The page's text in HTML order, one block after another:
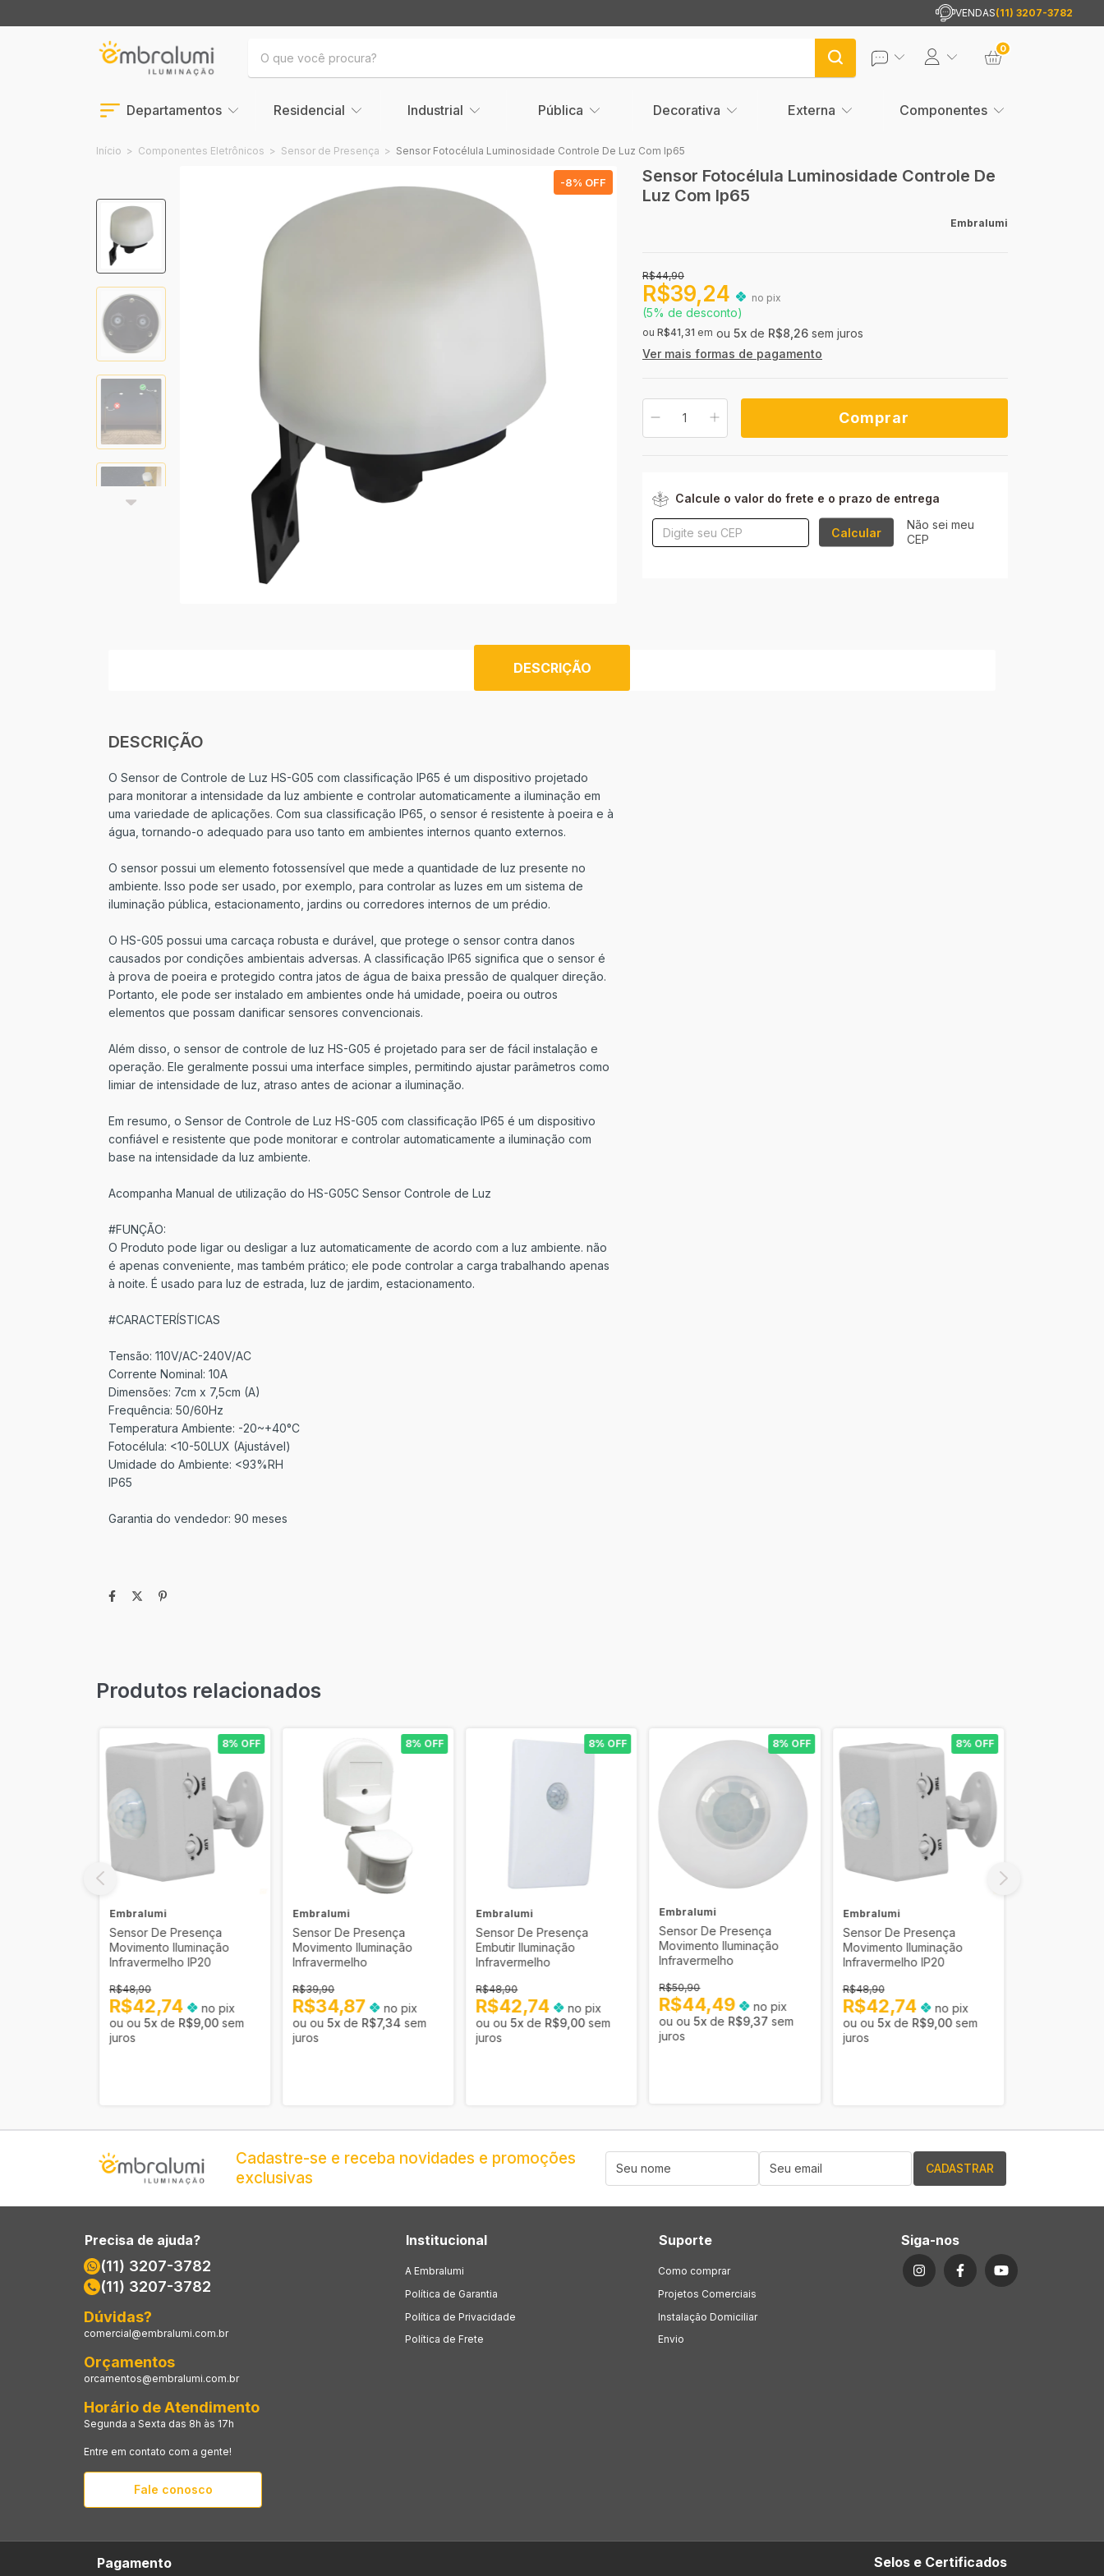
VENDAS(11) 3207-3782
0
Departamentos Residencial Industrial Pública Decorativa Externa Componentes
Início > Componentes Eletrônicos > Sensor de Presença > Sensor Fotocélula Luminosidade Controle De Luz Com Ip65
-8% OFF
Sensor Fotocélula Luminosidade Controle De
Luz Com Ip65
Embralumi
R$44,90
R$39,24 no pix
(5% de desconto)
ou R$41,31 em 5x de R$8,26 sem juros
Ver mais formas de pagamento
Calcule o valor do frete e o prazo de entrega
Calcular
Não sei meu
CEP
DESCRIÇÃO
DESCRIÇÃO
O Sensor de Controle de Luz HS-G05 com classificação IP65 é um dispositivo projetado
para monitorar a intensidade da luz ambiente e controlar automaticamente a iluminação em
uma variedade de aplicações. Com sua classificação IP65, o sensor é resistente à poeira e à
água, tornando-o adequado para uso tanto em ambientes internos quanto externos.
O sensor possui um elemento fotossensível que mede a quantidade de luz presente no
ambiente. Isso pode ser usado, por exemplo, para controlar as luzes em um sistema de
iluminação pública, estacionamento, jardins ou corredores internos de um prédio.
O HS-G05 possui uma carcaça robusta e durável, que protege o sensor contra danos
causados por condições ambientais adversas. A classificação IP65 significa que o sensor é
à prova de poeira e protegido contra jatos de água de baixa pressão de qualquer direção.
Portanto, ele pode ser instalado em ambientes onde há umidade, poeira ou outros
elementos que possam danificar sensores convencionais.
Além disso, o sensor de controle de luz HS-G05 é projetado para ser de fácil instalação e
operação. Ele geralmente possui uma interface simples, permitindo ajustar parâmetros como
limiar de intensidade de luz, atraso antes de acionar a iluminação.
Em resumo, o Sensor de Controle de Luz HS-G05 com classificação IP65 é um dispositivo
confiável e resistente que pode monitorar e controlar automaticamente a iluminação com
base na intensidade da luz ambiente.
Acompanha Manual de utilização do HS-G05C Sensor Controle de Luz
#FUNÇÃO:
O Produto pode ligar ou desligar a luz automaticamente de acordo com a luz ambiente. não
é apenas conveniente, mas também prático; ele pode controlar a carga trabalhando apenas
à noite. É usado para luz de estrada, luz de jardim, estacionamento.
#CARACTERÍSTICAS
Tensão: 110V/AC-240V/AC
Corrente Nominal: 10A
Dimensões: 7cm x 7,5cm (A)
Frequência: 50/60Hz
Temperatura Ambiente: -20~+40°C
Fotocélula: <10-50LUX (Ajustável)
Umidade do Ambiente: <93%RH
IP65
Garantia do vendedor: 90 meses
Produtos relacionados
8% OFF
Embralumi
Sensor De Presença
Movimento Iluminação
Infravermelho IP20
R$48,90
R$42,74
no pix
5xde R$9,00 sem
juros
8% OFF
Embralumi
Sensor De Presença
Movimento Iluminação
Infravermelho
R$39,90
R$34,87
no pix
5xde R$7,34 sem
juros
8% OFF
Embralumi
Sensor De Presença
Embutir Iluminação
Infravermelho
R$48,90
R$42,74
no pix
5xde R$9,00 sem
juros
8% OFF
Embralumi
Sensor De Presença
Movimento Iluminação
Infravermelho
R$50,90
R$44,49
no pix
5xde R$9,37 sem
juros
8% OFF
Embralumi
Sensor De Presença
Movimento Iluminação
Infravermelho IP20
R$48,90
R$42,74
no pix
5xde R$9,00 sem
juros
Cadastre-se e receba novidades e promoções
exclusivas
Precisa de ajuda?
(11) 3207-3782
(11) 3207-3782
Dúvidas?
comercial@embralumi.com.br
Orçamentos
orcamentos@embralumi.com.br
Horário de Atendimento
Segunda a Sexta das 8h às 17h
Entre em contato com a gente!
Fale conosco
Institucional
A Embralumi
Política de Garantia
Política de Privacidade
Política de Frete
Suporte
Como comprar
Projetos Comerciais
Instalação Domiciliar
Envio
Siga-nos
Pagamento Selos e Certificados